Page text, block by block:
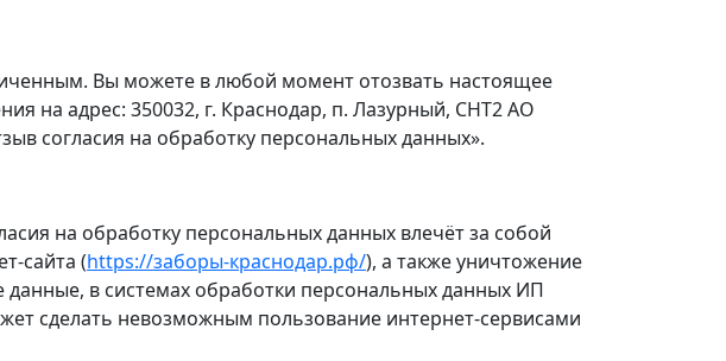
Вы можете в любой момент отозвать настоящее
на адрес: 350032, г. Краснодар, п. Лазурный, СНТ2 АО
согласия на обработку персональных данных».
на обработку персональных данных влечёт за собой
сайта (https://заборы-краснодар.рф/), а также уничтожение
в системах обработки персональных данных ИП
сделать невозможным пользование интернет-сервисами